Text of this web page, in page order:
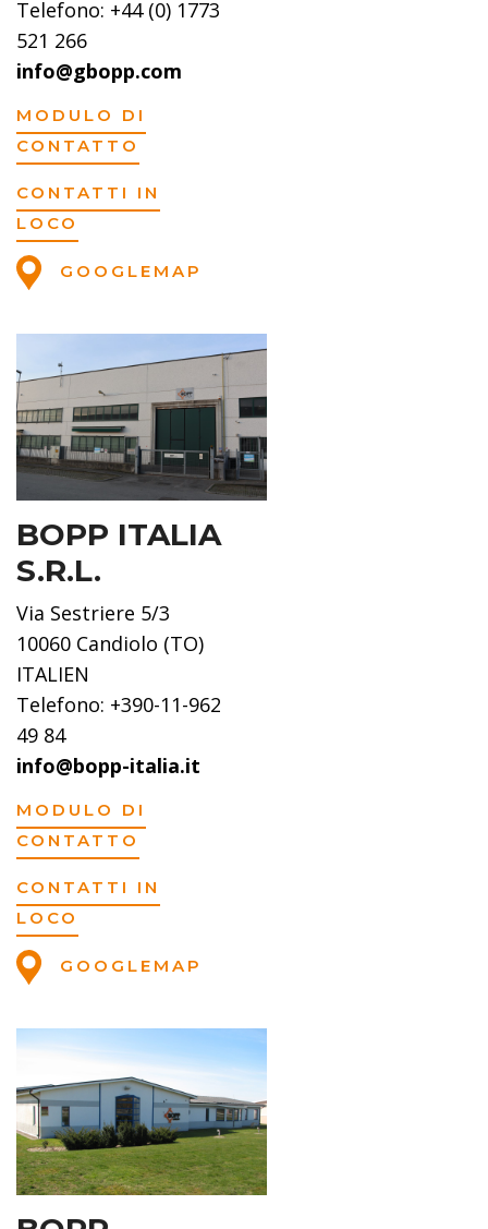
Telefono: +44 (0) 1773
521 266
info@gbopp.com
MODULO DI
CONTATTO
CONTATTI IN
LOCO
GOOGLEMAP
BOPP ITALIA
S.R.L.
Via Sestriere 5/3
10060 Candiolo (TO)
ITALIEN
Telefono: +390-11-962
49 84
info@bopp-italia.it
MODULO DI
CONTATTO
CONTATTI IN
LOCO
GOOGLEMAP